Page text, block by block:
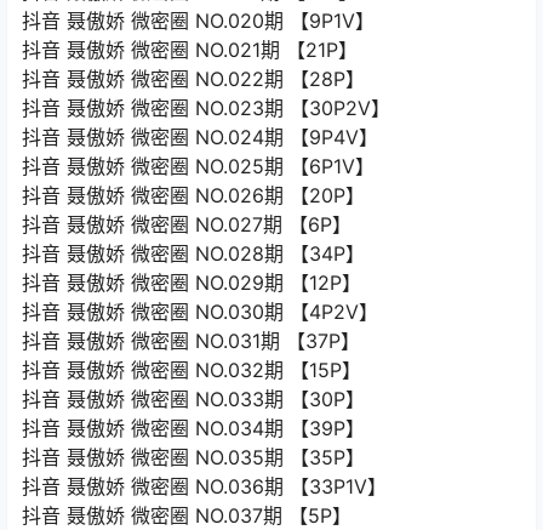
抖音 聂傲娇 微密圈 NO.020期 【9P1V】
抖音 聂傲娇 微密圈 NO.021期 【21P】
抖音 聂傲娇 微密圈 NO.022期 【28P】
抖音 聂傲娇 微密圈 NO.023期 【30P2V】
抖音 聂傲娇 微密圈 NO.024期 【9P4V】
抖音 聂傲娇 微密圈 NO.025期 【6P1V】
抖音 聂傲娇 微密圈 NO.026期 【20P】
抖音 聂傲娇 微密圈 NO.027期 【6P】
抖音 聂傲娇 微密圈 NO.028期 【34P】
抖音 聂傲娇 微密圈 NO.029期 【12P】
抖音 聂傲娇 微密圈 NO.030期 【4P2V】
抖音 聂傲娇 微密圈 NO.031期 【37P】
抖音 聂傲娇 微密圈 NO.032期 【15P】
抖音 聂傲娇 微密圈 NO.033期 【30P】
抖音 聂傲娇 微密圈 NO.034期 【39P】
抖音 聂傲娇 微密圈 NO.035期 【35P】
抖音 聂傲娇 微密圈 NO.036期 【33P1V】
抖音 聂傲娇 微密圈 NO.037期 【5P】